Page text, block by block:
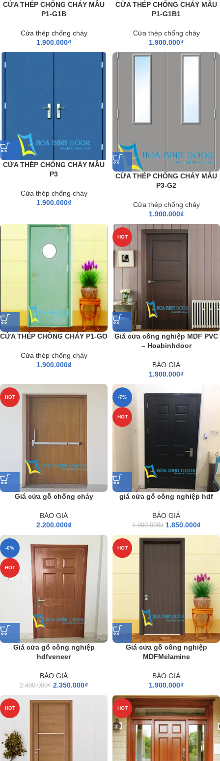
CỬA THÉP CHỐNG CHÁY MẪU
P1-G1B
Cửa thép chống cháy
1.900.000₫
CỬA THÉP CHỐNG CHÁY MẪU
P1-G1B1
Cửa thép chống cháy
1.900.000₫
CỬA THÉP CHỐNG CHÁY MẪU
P3
Cửa thép chống cháy
1.900.000₫
CỬA THÉP CHỐNG CHÁY MẪU
P3-G2
Cửa thép chống cháy
1.900.000₫
CỬA THÉP CHỐNG CHÁY P1-GO
Cửa thép chống cháy
1.900.000₫
HOT
Giá cửa công nghiệp MDF PVC
– Hoabinhdoor
BÁO GIÁ
1.900.000₫
HOT
Giá cửa gỗ chống cháy
BÁO GIÁ
2.200.000₫
-7%
HOT
giá cửa gỗ công nghiệp hdf
BÁO GIÁ
1.990.000₫ 1.850.000₫
-6%
HOT
Giá cửa gỗ công nghiệp
hdfveneer
BÁO GIÁ
2.490.000₫ 2.350.000₫
HOT
Giá cửa gỗ công nghiệp
MDFMelamine
BÁO GIÁ
1.900.000₫
HOT HOT